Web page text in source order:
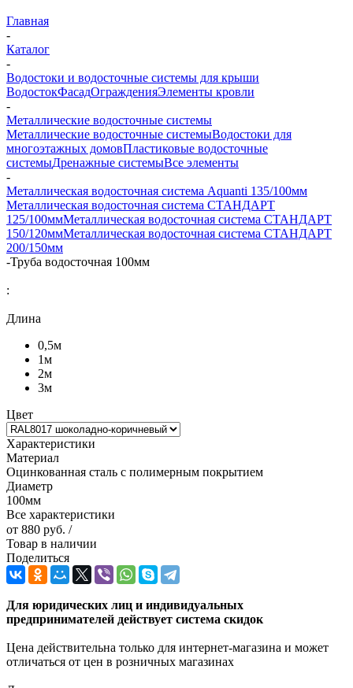
Главная
-
Каталог
-
Водостоки и водосточные системы для крыши
ВодостокФасадОгражденияЭлементы кровли
-
Металлические водосточные системы
Металлические водосточные системыВодостоки для
многоэтажных домовПластиковые водосточные
системыДренажные системыВсе элементы
-
Металлическая водосточная система Aquanti 135/100мм
Металлическая водосточная система СТАНДАРТ
125/100ммМеталлическая водосточная система СТАНДАРТ
150/120ммМеталлическая водосточная система СТАНДАРТ
200/150мм
-Труба водосточная 100мм
:
Длина
0,5м
1м
2м
3м
Цвет
Характеристики
Материал
Оцинкованная сталь с полимерным покрытием
Диаметр
100мм
Все характеристики
от 880 руб. /
Товар в наличии
Поделиться
Для юридических лиц и индивидуальных
предпринимателей действует система скидок
Цена действительна только для интернет-магазина и может
отличаться от цен в розничных магазинах